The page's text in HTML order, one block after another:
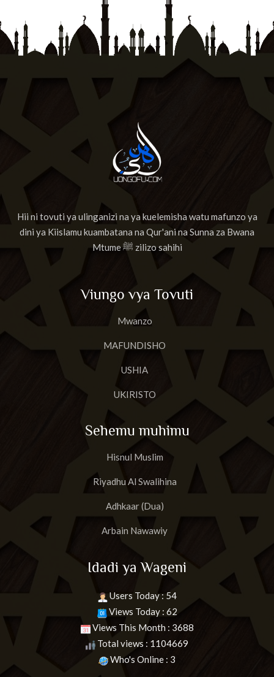
Hii ni tovuti ya ulinganizi na ya kuelemisha watu mafunzo ya
dini ya Kiislamu kuambatana na Qur'ani na Sunna za Bwana
Mtume ﷺ zilizo sahihi
Viungo vya Tovuti
Mwanzo
MAFUNDISHO
USHIA
UKIRISTO
Sehemu muhimu
Hisnul Muslim
Riyadhu Al Swalihina
Adhkaar (Dua)
Arbain Nawawiy
Idadi ya Wageni
Users Today : 54
Views Today : 62
Views This Month : 3688
Total views : 1104669
Who's Online : 3